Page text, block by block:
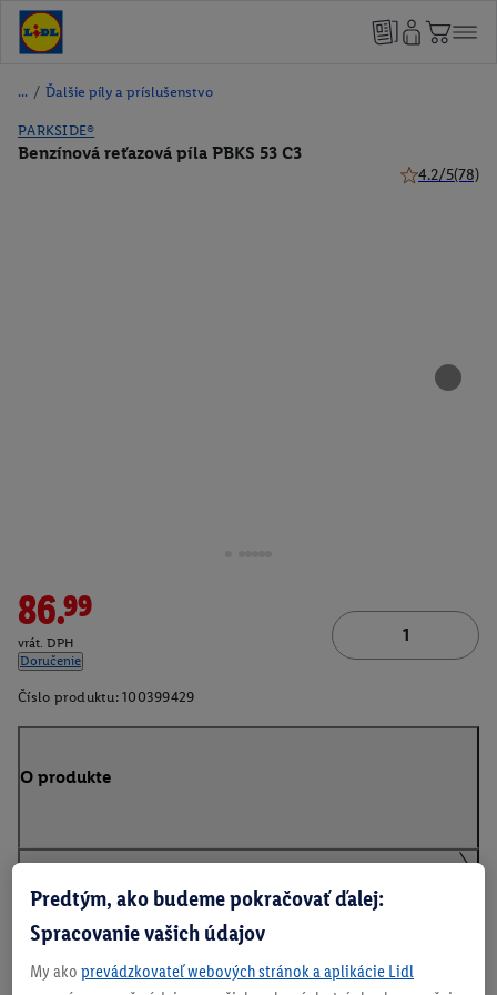
/ Ďalšie píly a príslušenstvo
PARKSIDE®
Benzínová reťazová píla PBKS 53 C3
4.2/5(78)
86.99
vrát. DPH
Doručenie
Číslo produktu: 100399429
O produkte
Na stiahnutie
Predtým, ako budeme pokračovať ďalej:
Spracovanie vašich údajov
My ako prevádzkovateľ webových stránok a aplikácie Lidl